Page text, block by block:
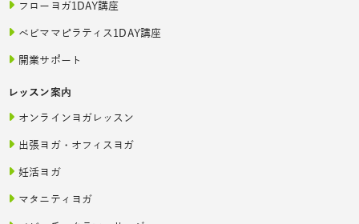
フローヨガ1DAY講座
ベビママピラティス1DAY講座
開業サポート
レッスン案内
オンラインヨガレッスン
出張ヨガ・オフィスヨガ
妊活ヨガ
マタニティヨガ